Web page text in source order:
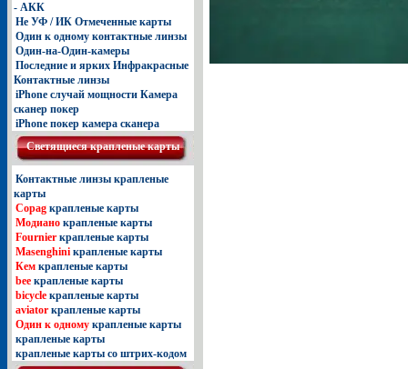
- АКК
Не УФ / ИК Отмеченные карты
Один к одному контактные линзы
Один-на-Один-камеры
Последние и ярких Инфракрасные
Контактные линзы
iPhone случай мощности Камера
сканер покер
iPhone покер камера сканера
Светящиеcя крапленые карты
Контактные линзы крапленые
карты
Copag крапленые карты
Модианокрапленые карты
Fournierкрапленые карты
Masenghini крапленые карты
Кемкрапленые карты
beeкрапленые карты
bicycleкрапленые карты
aviatorкрапленые карты
Один к одномукрапленые карты
крапленые карты
крапленые карты со штрих-кодом